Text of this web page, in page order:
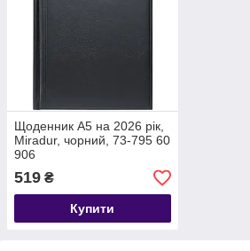
Щоденник А5 на 2026 рік,
Miradur, чорний, 73-795 60
906
519 ₴
Купити